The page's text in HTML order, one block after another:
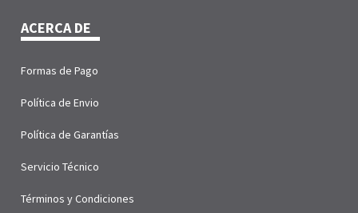
ACERCA DE
Formas de Pago
Política de Envio
Política de Garantías
Servicio Técnico
Términos y Condiciones